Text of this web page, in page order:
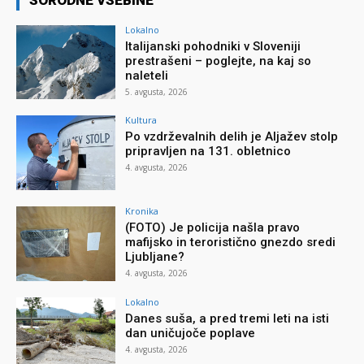
Lokalno
Italijanski pohodniki v Sloveniji
prestrašeni – poglejte, na kaj so
naleteli
5. avgusta, 2026
Kultura
Po vzdrževalnih delih je Aljažev stolp
pripravljen na 131. obletnico
4. avgusta, 2026
Kronika
(FOTO) Je policija našla pravo
mafijsko in teroristično gnezdo sredi
Ljubljane?
4. avgusta, 2026
Lokalno
Danes suša, a pred tremi leti na isti
dan uničujoče poplave
4. avgusta, 2026